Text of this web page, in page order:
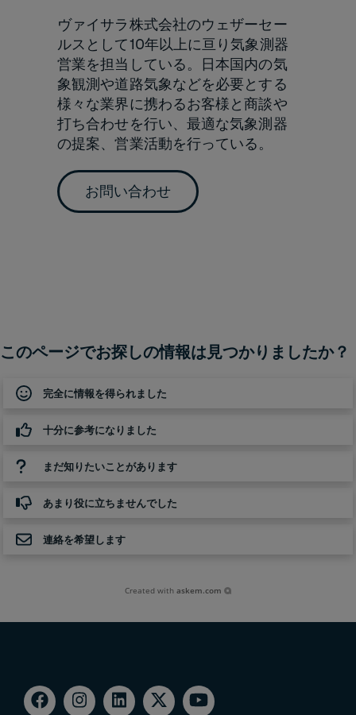
ヴァイサラ株式会社のウェザーセー
ルスとして10年以上に亘り気象測器
営業を担当している。日本国内の気
象観測や道路気象などを必要とする
様々な業界に携わるお客様と商談や
打ち合わせを行い、最適な気象測器
の提案、営業活動を行っている。
お問い合わせ
このページでお探しの情報は見つかりましたか？
完全に情報を得られました
十分に参考になりました
まだ知りたいことがあります
あまり役に立ちませんでした
連絡を希望します
Created withaskem.com